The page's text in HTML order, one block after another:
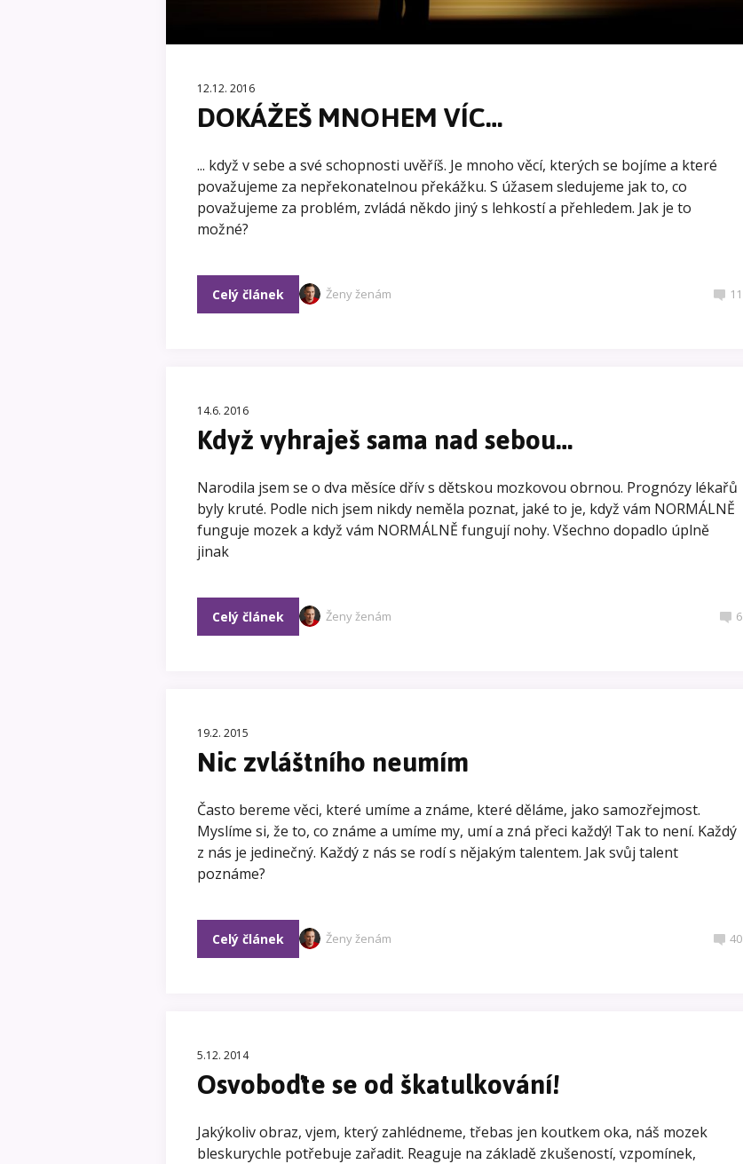
12.12. 2016
DOKÁŽEŠ MNOHEM VÍC…
... když v sebe a své schopnosti uvěříš. Je mnoho věcí, kterých se bojíme a které
považujeme za nepřekonatelnou překážku. S úžasem sledujeme jak to, co
považujeme za problém, zvládá někdo jiný s lehkostí a přehledem. Jak je to
možné?
Celý článek Ženy ženám 11
14.6. 2016
Když vyhraješ sama nad sebou…
Narodila jsem se o dva měsíce dřív s dětskou mozkovou obrnou. Prognózy lékařů
byly kruté. Podle nich jsem nikdy neměla poznat, jaké to je, když vám NORMÁLNĚ
funguje mozek a když vám NORMÁLNĚ fungují nohy. Všechno dopadlo úplně
jinak
Celý článek Ženy ženám 6
19.2. 2015
Nic zvláštního neumím
Často bereme věci, které umíme a známe, které děláme, jako samozřejmost.
Myslíme si, že to, co známe a umíme my, umí a zná přeci každý! Tak to není. Každý
z nás je jedinečný. Každý z nás se rodí s nějakým talentem. Jak svůj talent
poznáme?
Celý článek Ženy ženám 40
5.12. 2014
Osvoboďte se od škatulkování!
Jakýkoliv obraz, vjem, který zahlédneme, třebas jen koutkem oka, náš mozek
bleskurychle potřebuje zařadit. Reaguje na základě zkušeností, vzpomínek,